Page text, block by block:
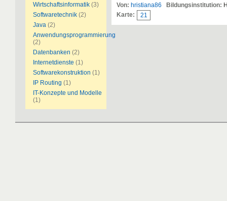
Wirtschaftsinformatik (3)
Softwaretechnik (2)
Java (2)
Anwendungsprogrammierung
(2)
Datenbanken (2)
Internetdienste (1)
Softwarekonstruktion (1)
IP Routing (1)
IT-Konzepte und Modelle
(1)
Von: hristiana86 Bildungsinstitution:
Karte:
21